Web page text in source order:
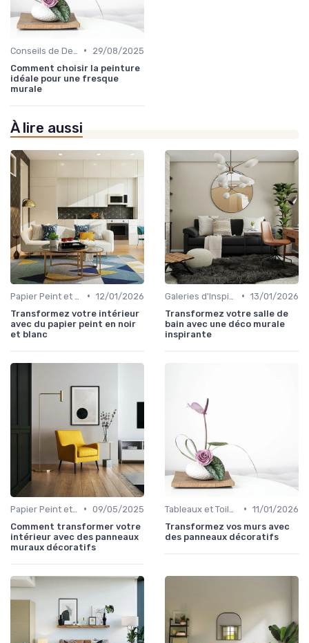
•
29/08/2025
Comment choisir la peinture
idéale pour une fresque
murale
À lire aussi
• 12/01/2026
Transformez votre intérieur
avec du papier peint en noir
et blanc
• 13/01/2026
Transformez votre salle de
bain avec une déco murale
inspirante
• 09/05/2025
Comment transformer votre
intérieur avec des panneaux
muraux décoratifs
• 11/01/2026
Transformez vos murs avec
des panneaux décoratifs